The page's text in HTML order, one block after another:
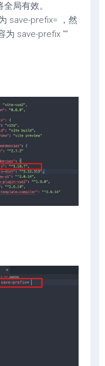
局有效。
save-prefix= ，然
为 save-prefix ""